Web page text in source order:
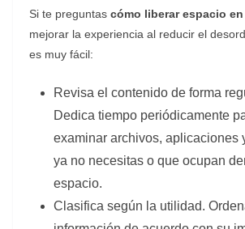
Si te preguntas cómo liberar espacio
mejorar la experiencia al reducir el
es muy fácil:
Revisa el contenido de forma
Dedica tiempo periódicamente
examinar archivos, aplicaciones
ya no necesitas o que ocupan
espacio.
Clasifica según la utilidad.